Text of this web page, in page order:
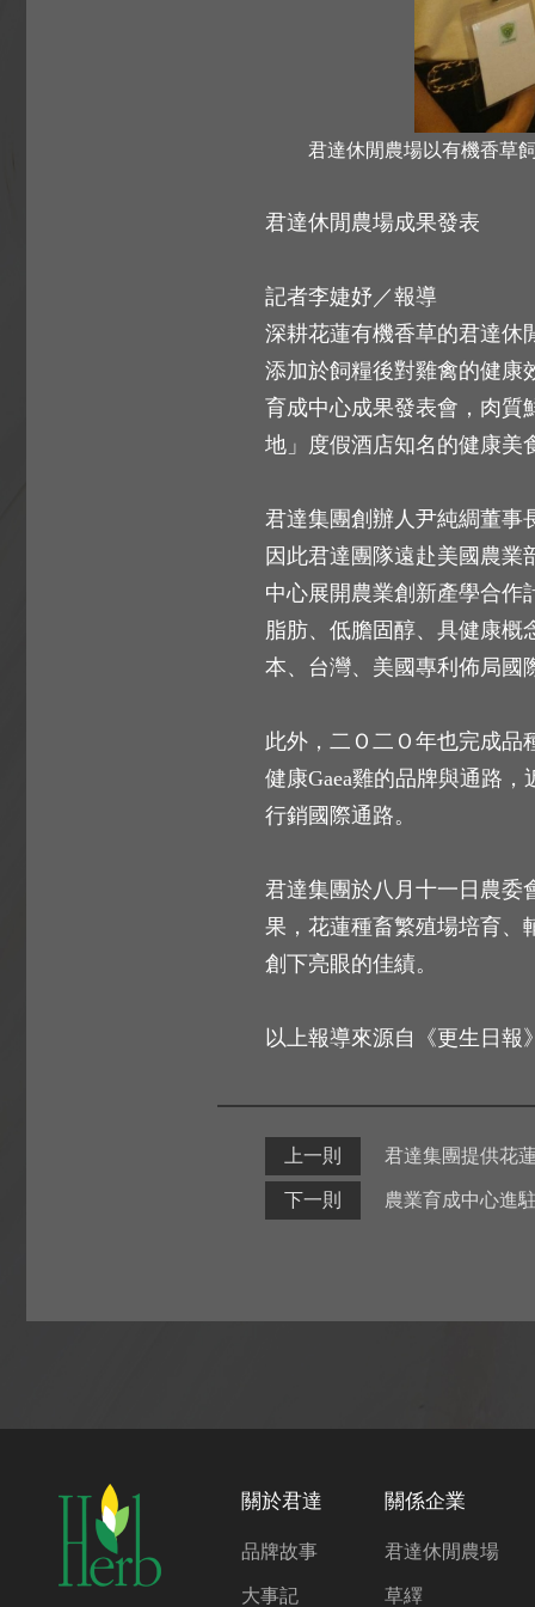
君達休閒農場以有機香草
君達休閒農場成果發表
記者李婕妤／報導
深耕花蓮有機香草的君達休
添加於飼糧後對雞禽的健康
育成中心成果發表會，肉質
地」度假酒店知名的健康美
君達集團創辦人尹純綢董事
因此君達團隊遠赴美國農
中心展開農業創新產學合作
脂肪、低膽固醇、具健康概
本、台灣、美國專利佈局國
此外，二Ｏ二Ｏ年也完成品
健康Gaea雞的品牌與通路
行銷國際通路。
君達集團於八月十一日農委
果，花蓮種畜繁殖場培育、
創下亮眼的佳績。
以上報導來源自《更生日報
上一則 君達集團提供花
下一則 農業育成中心進
關於君達
品牌故事
大事記
關係企業
君達休閒農場
草繹